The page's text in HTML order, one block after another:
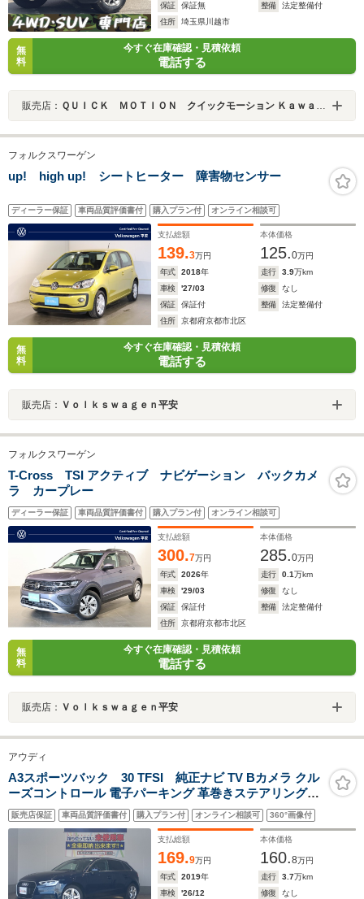
保証
保証無 整備
法定整備付
住所
埼玉県川越市
無
料
今すぐ在庫確認・見積依頼
電話する
販売店： ＱＵＩＣＫ ＭＯＴＩＯＮ クイックモーション Ｋａｗａｇｏｅ ～４ＷＤ・ＳＵＶ専門店～
フォルクスワーゲン
up! high up! シートヒーター 障害物センサー
ディーラー保証 車両品質評価書付 購入プラン付 オンライン相談可
支払総額
139.3万円
本体価格
125.0万円
年式
2018年 走行 3.9万km
車検
'27/03 修復
なし
保証
保証付 整備
法定整備付
住所
京都府京都市北区
無
料
今すぐ在庫確認・見積依頼
電話する
販売店： Ｖｏｌｋｓｗａｇｅｎ平安
フォルクスワーゲン
T-Cross TSI アクティブ ナビゲーション バックカメ
ラ カープレー
ディーラー保証 車両品質評価書付 購入プラン付 オンライン相談可
支払総額
300.7万円
本体価格
285.0万円
年式
2026年 走行 0.1万km
車検
'29/03 修復
なし
保証
保証付 整備
法定整備付
住所
京都府京都市北区
無
料
今すぐ在庫確認・見積依頼
電話する
販売店： Ｖｏｌｋｓｗａｇｅｎ平安
アウディ
A3スポーツバック 30 TFSI 純正ナビ TV Bカメラ クル
ーズコントロール 電子パーキング 革巻きステアリング
HIDヘッドライト フォグライト アイドリングストップ ス
マートキー 純正アルミホイール
販売店保証 車両品質評価書付 購入プラン付 オンライン相談可 360°画像付
支払総額
169.9万円
本体価格
160.8万円
年式
2019年 走行 3.7万km
車検
'26/12 修復 なし